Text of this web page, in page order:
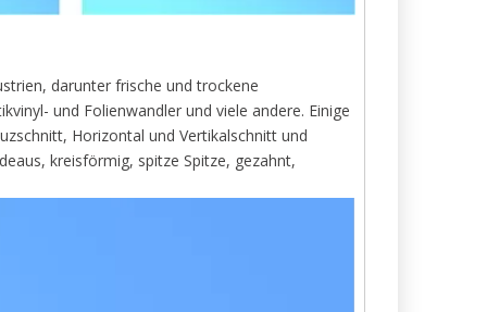
darunter frische und trockene
und Folienwandler und viele andere. Einige
Horizontal und Vertikalschnitt und
kreisförmig, spitze Spitze, gezahnt,